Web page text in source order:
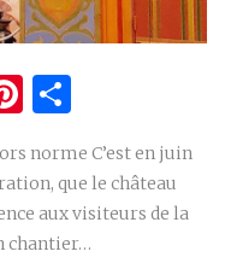
Pinterest
norme C’est en juin
que le château
aux visiteurs de la
chantier…